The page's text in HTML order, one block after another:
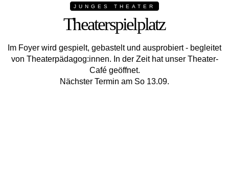
JUNGES THEATER
Theaterspielplatz
Im Foyer wird gespielt, gebastelt und ausprobiert - begleitet
von Theaterpädagog:innen. In der Zeit hat unser Theater-
Café geöffnet.
Nächster Termin am So 13.09.